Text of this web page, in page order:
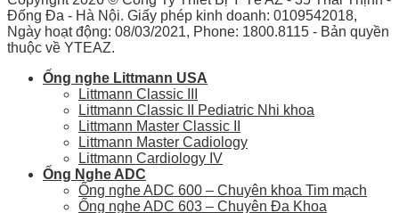
Đống Đa - Hà Nội. Giấy phép kinh doanh: 0109542018,
Ngày hoạt động: 08/03/2021, Phone: 1800.8115 - Bản quyền
thuộc về YTEAZ.
Ống nghe Littmann USA
Littmann Classic III
Littmann Classic II Pediatric Nhi khoa
Littmann Master Classic II
Littmann Master Cadiology
Littmann Cardiology IV
Ống Nghe ADC
Ống nghe ADC 600 – Chuyên khoa Tim mạch
Ống nghe ADC 603 – Chuyên Đa Khoa